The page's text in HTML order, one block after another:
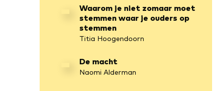
Waarom je niet zomaar moet
Titia Hoogendoorn